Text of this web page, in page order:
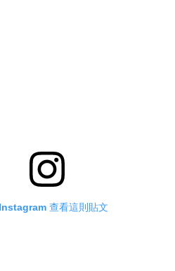
查看這則貼文